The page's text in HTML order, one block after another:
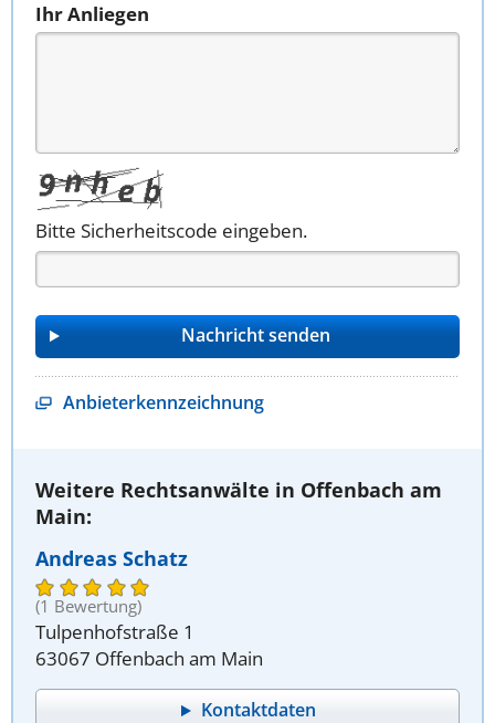
Ihr Anliegen
Bitte Sicherheitscode eingeben.
Anbieterkennzeichnung
Weitere Rechtsanwälte in Offenbach am
Main:
Andreas Schatz
(1 Bewertung)
Tulpenhofstraße 1
63067 Offenbach am Main
Kontaktdaten